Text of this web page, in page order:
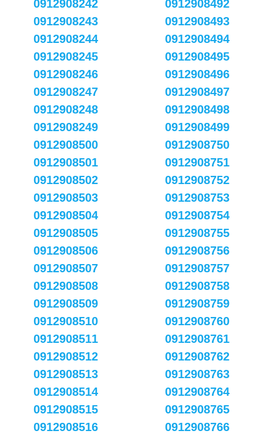
0912908242
0912908243
0912908244
0912908245
0912908246
0912908247
0912908248
0912908249
0912908492
0912908493
0912908494
0912908495
0912908496
0912908497
0912908498
0912908499
0912908500
0912908501
0912908502
0912908503
0912908504
0912908505
0912908506
0912908507
0912908508
0912908509
0912908510
0912908511
0912908512
0912908513
0912908514
0912908515
0912908516
0912908750
0912908751
0912908752
0912908753
0912908754
0912908755
0912908756
0912908757
0912908758
0912908759
0912908760
0912908761
0912908762
0912908763
0912908764
0912908765
0912908766